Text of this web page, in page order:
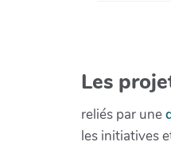
Les
reliés par une
les initiatives